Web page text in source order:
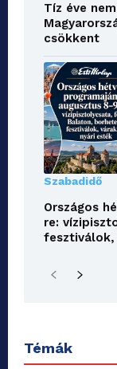
Tíz éve
csökkent
Szabadidő
Országos
re:
fesztiválok,
Témák